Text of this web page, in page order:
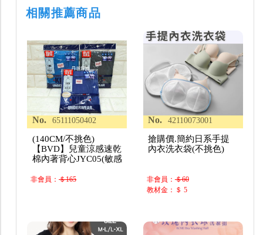
相關推薦商品
No. 65111050402
(140CM/不挑色)
【BVD】兒童涼感速乾
棉內著背心JYC05(敏感
非會員：＄165
No. 42110073001
搶購價.簡約日系手提
內衣洗衣袋(不挑色)
非會員：＄60
教材金：＄ 5